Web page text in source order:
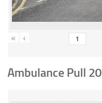
« ‹
Ambulance Pull